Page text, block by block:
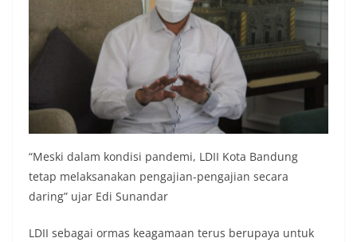
“Meski dalam kondisi pandemi, LDII Kota Bandung
tetap melaksanakan pengajian-pengajian secara
daring” ujar Edi Sunandar
LDII sebagai ormas keagamaan terus berupaya untuk